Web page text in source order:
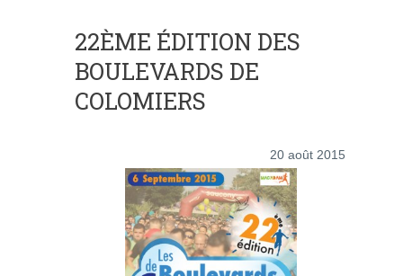
22ÈME ÉDITION DES
BOULEVARDS DE
COLOMIERS
20 août 2015